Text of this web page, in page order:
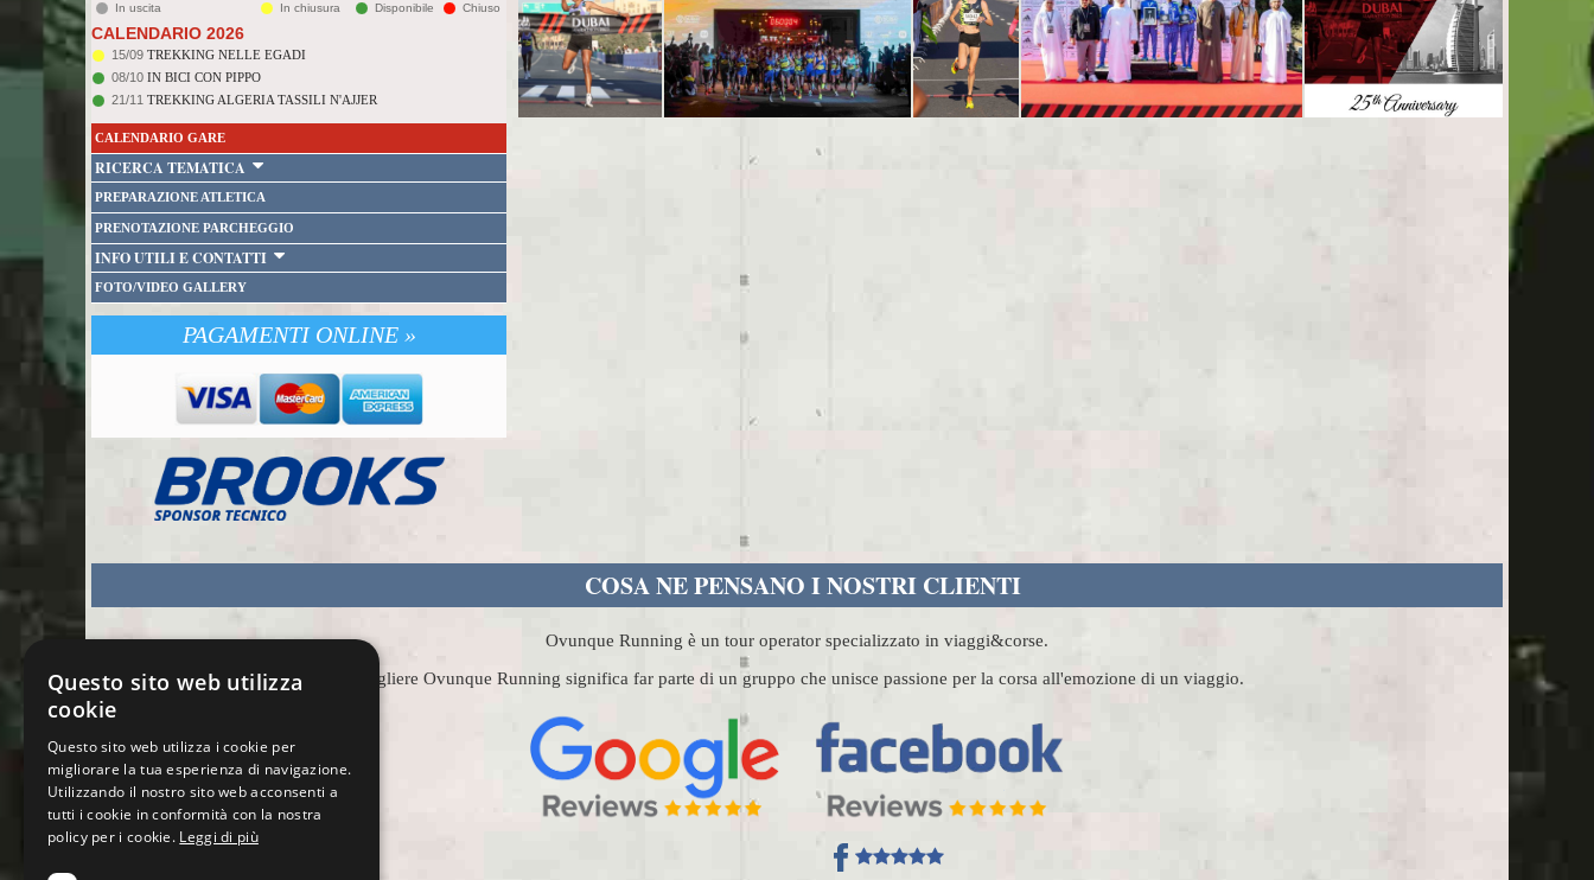
In uscita In chiusura Disponibile Chiuso
CALENDARIO 2026
15/09 TREKKING NELLE EGADI
08/10 IN BICI CON PIPPO
21/11 TREKKING ALGERIA TASSILI N'AJJER
CALENDARIO GARE
RICERCA TEMATICA
PREPARAZIONE ATLETICA
PRENOTAZIONE PARCHEGGIO
INFO UTILI E CONTATTI
FOTO/VIDEO GALLERY
PAGAMENTI ONLINE »
COSA NE PENSANO I NOSTRI CLIENTI
Ovunque Running è un tour operator specializzato in viaggi&corse.
Scegliere Ovunque Running significa far parte di un gruppo che unisce passione per la corsa all'emozione di un viaggio.
Questo sito web utilizza
cookie
Questo sito web utilizza i cookie per
migliorare la tua esperienza di navigazione.
Utilizzando il nostro sito web acconsenti a
tutti i cookie in conformità con la nostra
policy per i cookie. Leggi di più